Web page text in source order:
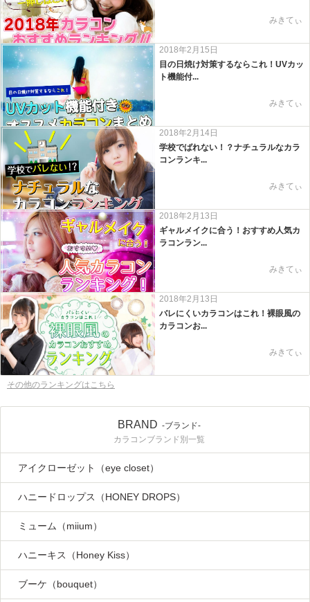
みきてぃ
2018年2月15日
目の日焼け対策するならこれ！UVカッ
ト機能付...
みきてぃ
2018年2月14日
学校でばれない！？ナチュラルなカラ
コンランキ...
みきてぃ
2018年2月13日
ギャルメイクに合う！おすすめ人気カ
ラコンラン...
みきてぃ
2018年2月13日
バレにくいカラコンはこれ！裸眼風の
カラコンお...
みきてぃ
その他のランキングはこちら
BRAND -ブランド-
カラコンブランド別一覧
アイクローゼット（eye closet）
ハニードロップス（HONEY DROPS）
ミューム（miium）
ハニーキス（Honey Kiss）
ブーケ（bouquet）